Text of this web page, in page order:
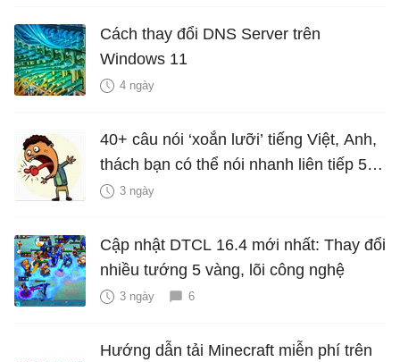
Cách thay đổi DNS Server trên
Windows 11
4 ngày
40+ câu nói ‘xoắn lưỡi’ tiếng Việt, Anh,
thách bạn có thể nói nhanh liên tiếp 5
lần mà vẫn trôi chảy
3 ngày
Cập nhật DTCL 16.4 mới nhất: Thay đổi
nhiều tướng 5 vàng, lõi công nghệ
3 ngày 6
Hướng dẫn tải Minecraft miễn phí trên